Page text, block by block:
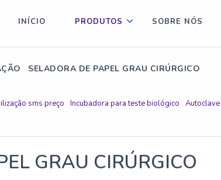
INÍCIO PRODUTOS SOBRE NÓS
SELADORA DE PAPEL GRAU CIRÚRGICO
sms preço Incubadora para teste biológico
GRAU CIRÚRGICO